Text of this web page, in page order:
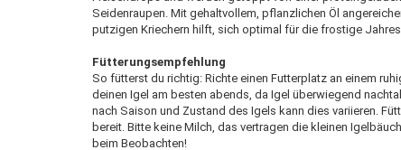
Seidenraupen. Mit gehaltvollem, pflanzlichen Öl
putzigen Kriechern hilft, sich optimal für die frostige
Fütterungsempfehlung
So fütterst du richtig: Richte einen Futterplatz an einem
deinen Igel am besten abends, da Igel überwiegend
nach Saison und Zustand des Igels kann dies variieren.
bereit. Bitte keine Milch, das vertragen die kleinen
beim Beobachten!